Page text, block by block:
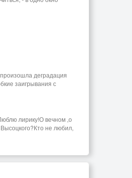
деградация
заигрывания с
лирику!О вечном ,о
не любил,